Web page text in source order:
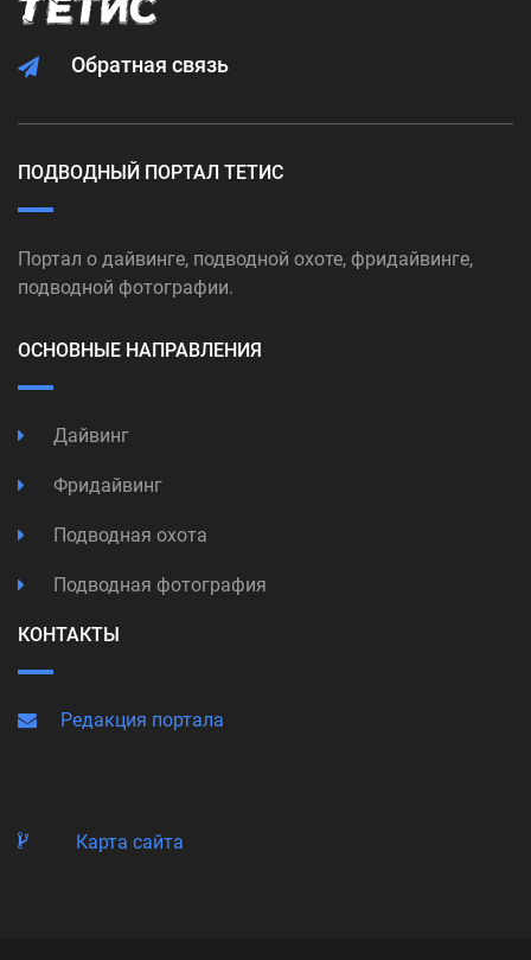
Обратная связь
ПОДВОДНЫЙ ПОРТАЛ ТЕТИС
Портал о дайвинге, подводной охоте, фридайвинге,
подводной фотографии.
ОСНОВНЫЕ НАПРАВЛЕНИЯ
Дайвинг
Фридайвинг
Подводная охота
Подводная фотография
КОНТАКТЫ
Редакция портала
Карта сайта